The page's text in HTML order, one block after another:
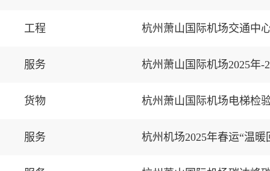
工程 杭州萧山国际机场交通中
服务 杭州萧山国际机场2025年
货物 杭州萧山国际机场电梯检
服务 杭州机场2025年春运“温